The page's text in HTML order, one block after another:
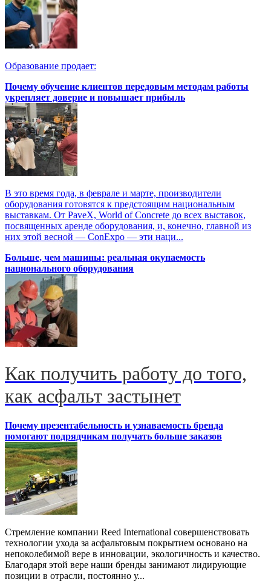
Образование продает:
Почему обучение клиентов передовым методам работы
укрепляет доверие и повышает прибыль
В это время года, в феврале и марте, производители
оборудования готовятся к предстоящим национальным
выставкам. От PaveX, World of Concrete до всех выставок,
посвященных аренде оборудования, и, конечно, главной из
них этой весной — ConExpo — эти наци...
Больше, чем машины: реальная окупаемость
национального оборудования
Как получить работу до того,
как асфальт застынет
Почему презентабельность и узнаваемость бренда
помогают подрядчикам получать больше заказов
Стремление компании Reed International совершенствовать
технологии ухода за асфальтовым покрытием основано на
непоколебимой вере в инновации, экологичность и качество.
Благодаря этой вере наши бренды занимают лидирующие
позиции в отрасли, постоянно у...